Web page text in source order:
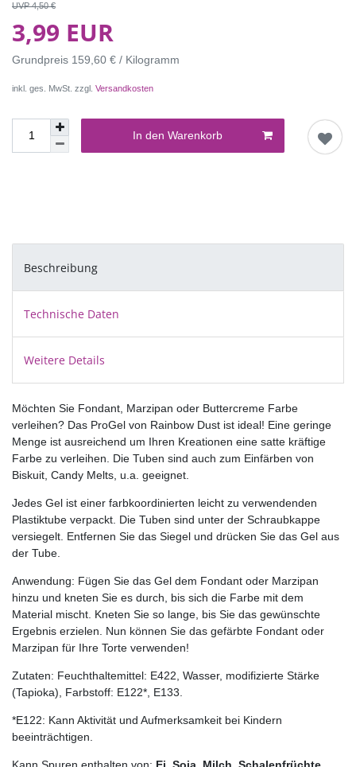
UVP 4,50 €
3,99 EUR
Grundpreis 159,60 € / Kilogramm
inkl. ges. MwSt. zzgl. Versandkosten
In den Warenkorb
Beschreibung
Technische Daten
Weitere Details
Möchten Sie Fondant, Marzipan oder Buttercreme Farbe
verleihen? Das ProGel von Rainbow Dust ist ideal! Eine geringe
Menge ist ausreichend um Ihren Kreationen eine satte kräftige
Farbe zu verleihen. Die Tuben sind auch zum Einfärben von
Biskuit, Candy Melts, u.a. geeignet.
Jedes Gel ist einer farbkoordinierten leicht zu verwendenden
Plastiktube verpackt. Die Tuben sind unter der Schraubkappe
versiegelt. Entfernen Sie das Siegel und drücken Sie das Gel aus
der Tube.
Anwendung: Fügen Sie das Gel dem Fondant oder Marzipan
hinzu und kneten Sie es durch, bis sich die Farbe mit dem
Material mischt. Kneten Sie so lange, bis Sie das gewünschte
Ergebnis erzielen. Nun können Sie das gefärbte Fondant oder
Marzipan für Ihre Torte verwenden!
Zutaten: Feuchthaltemittel: E422, Wasser, modifizierte Stärke
(Tapioka), Farbstoff: E122*, E133.
*E122: Kann Aktivität und Aufmerksamkeit bei Kindern
beeinträchtigen.